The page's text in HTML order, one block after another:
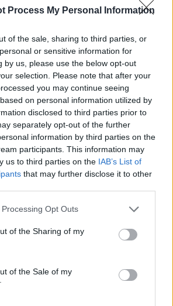
Process My Personal Information
of the sale, sharing to third parties, or
or sensitive information for
by us, please use the below opt-out
selection. Please note that after your
you may continue seeing
on personal information utilized by
disclosed to third parties prior to
separately opt-out of the further
information by third parties on the
participants. This information may
us to third parties on the IAB’s List of
that may further disclose it to other
Opt Outs
of the Sharing of my
of the Sale of my
sztárpapírokban, mint az Apple,
Day 2026Október 21-én jön a Portfolio
ahol a piac vezető szakértőivel
befektetőket leginkább foglalkoztató
tarthat az AI-rali, kik lehetnek a
mire számíthatunk a részvény-,
és kriptopiacokon, és hogyan
egy gyorsan változó...
olvasása előfizetéses
tartalmazza:
elmúlt 2 év napon belüli